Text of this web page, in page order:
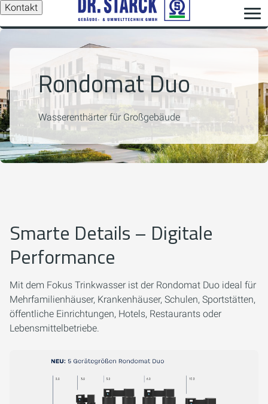
Kontakt
Rondomat Duo
Wasserenthärter für Großgebäude
Smarte Details – Digitale
Performance
Mit dem Fokus Trinkwasser ist der Rondomat Duo ideal für
Mehrfamilienhäuser, Krankenhäuser, Schulen, Sportstätten,
öffentliche Einrichtungen, Hotels, Restaurants oder
Lebensmittelbetriebe.